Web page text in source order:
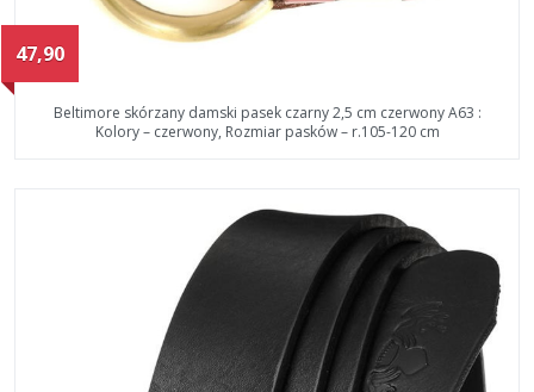
47,90
Beltimore skórzany damski pasek czarny 2,5 cm czerwony A63 :
Kolory – czerwony, Rozmiar pasków – r.105-120 cm